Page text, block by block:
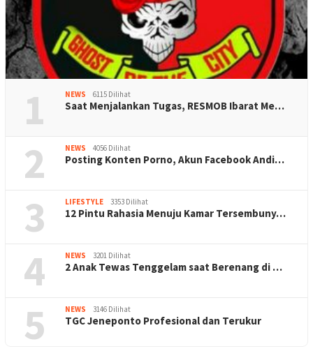
1 NEWS 6115 Dilihat
Saat Menjalankan Tugas, RESMOB Ibarat Me…
2 NEWS 4056 Dilihat
Posting Konten Porno, Akun Facebook Andi…
3 LIFESTYLE 3353 Dilihat
12 Pintu Rahasia Menuju Kamar Tersembuny…
4 NEWS 3201 Dilihat
2 Anak Tewas Tenggelam saat Berenang di …
5 NEWS 3146 Dilihat
TGC Jeneponto Profesional dan Terukur